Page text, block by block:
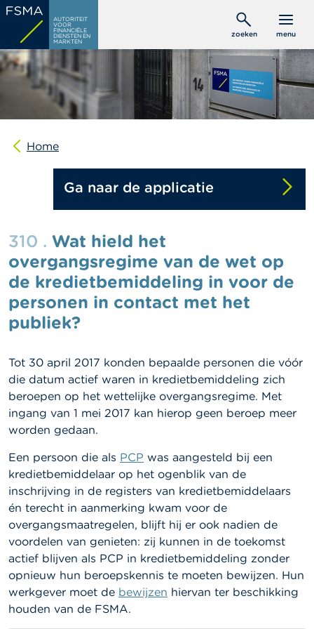
Overslaan
naar
de
inhoud
AUTORITEIT
VOOR
FINANCIËLE
DIENSTEN EN
MARKTEN
zoeken menu
C
s
u
m
t
n
s
i
o
n
e
l
e
O
v
e
r
d
e
F
S
M
A
N
e
u
w
&
W
Home
Ga naar de applicatie
310 . Wat hield het
overgangsregime van de wet op
de kredietbemiddeling in voor de
personen in contact met het
publiek?
Tot 30 april 2017 konden bepaalde personen die vóór
die datum actief waren in kredietbemiddeling zich
beroepen op het wettelijke overgangsregime. Met
ingang van 1 mei 2017 kan hierop geen beroep meer
worden gedaan.
Een persoon die als PCP was aangesteld bij een
kredietbemiddelaar op het ogenblik van de
inschrijving in de registers van kredietbemiddelaars
én terecht in aanmerking kwam voor de
overgangsmaatregelen, blijft hij er ook nadien de
voordelen van genieten: zij kunnen in de toekomst
actief blijven als PCP in kredietbemiddeling zonder
opnieuw hun beroepskennis te moeten bewijzen. Hun
werkgever moet de bewijzen hiervan ter beschikking
houden van de FSMA.